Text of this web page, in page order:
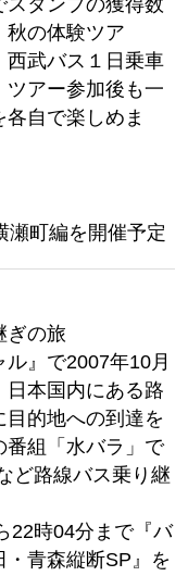
スタンプの獲得数
の体験ツア
西武バス１日乗車
ツアー参加後も一
自で楽しめま
町編を開催予定
ぎの旅
』で2007年10月
本国内にある路
的地への到達を
番組「水バラ」で
ど路線バス乗り継
22時04分まで『バ
青森縦断SP』を